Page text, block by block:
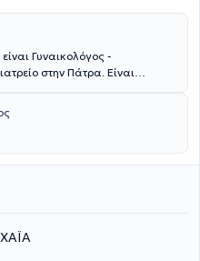
Γυναικολόγος -
στην Πάτρα. Είναι
διπλώματος, με εξειδίκευση
Διαθέτει πολυετή εμπειρία
ιατρικό κέντρο "Ολύμπιον" και